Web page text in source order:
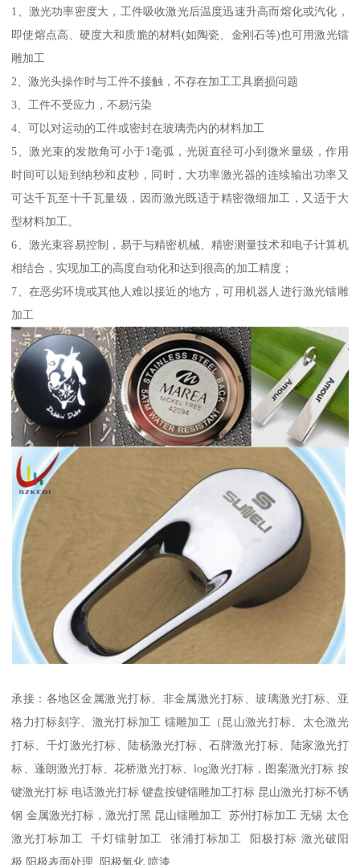
1、激光功率密度大，工件吸收激光后温度迅速升高而熔化或汽化，
即使熔点高、硬度大和质脆的材料(如陶瓷、金刚石等)也可用激光镭
雕加工
2、激光头操作时与工件不接触，不存在加工工具磨损问题
3、工件不受应力，不易污染
4、可以对运动的工件或密封在玻璃壳内的材料加工
5、激光束的发散角可小于1毫弧，光斑直径可小到微米量级，作用
时间可以短到纳秒和皮秒，同时，大功率激光器的连续输出功率又
可达千瓦至十千瓦量级，因而激光既适于精密微细加工，又适于大
型材料加工。
6、激光束容易控制，易于与精密机械、精密测量技术和电子计算机
相结合，实现加工的高度自动化和达到很高的加工精度；
7、在恶劣环境或其他人难以接近的地方，可用机器人进行激光镭雕
加工
承接：各地区金属激光打标、非金属激光打标、玻璃激光打标、亚
格力打标刻字、激光打标加工 镭雕加工（昆山激光打标、太仓激光
打标、千灯激光打标、陆杨激光打标、石牌激光打标、陆家激光打
标、蓬朗激光打标、花桥激光打标、log激光打标，图案激光打标 按
键激光打标 电话激光打标 键盘按键镭雕加工打标 昆山激光打标不锈
钢 金属激光打标，激光打黑 昆山镭雕加工 苏州打标加工 无锡 太仓
激光打标加工 千灯镭射加工 张浦打标加工 阳极打标 激光破阳
极 阳极表面处理 阳极氧化 喷漆...